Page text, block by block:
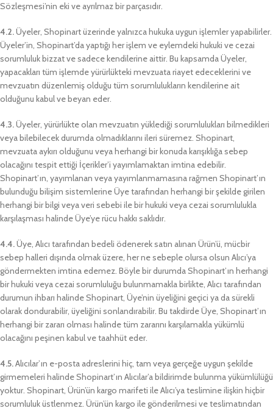
Sözleşmesi’nin eki ve ayrılmaz bir parçasıdır.
4.2.Üyeler, Shopinart üzerinde yalnızca hukuka uygun işlemler yapabilirler.
Üyeler’in, Shopinart’da yaptığı her işlem ve eylemdeki hukuki ve cezai
sorumluluk bizzat ve sadece kendilerine aittir. Bu kapsamda Üyeler,
yapacakları tüm işlemde yürürlükteki mevzuata riayet edeceklerini ve
mevzuatın düzenlemiş olduğu tüm sorumlulukların kendilerine ait
olduğunu kabul ve beyan eder.
4.3.Üyeler, yürürlükte olan mevzuatın yüklediği sorumlulukları bilmedikleri
veya bilebilecek durumda olmadıklarını ileri süremez. Shopinart,
mevzuata aykırı olduğunu veya herhangi bir konuda karışıklığa sebep
olacağını tespit ettiği İçerikler’i yayımlamaktan imtina edebilir.
Shopinart’ın, yayımlanan veya yayımlanmamasına rağmen Shopinart’ın
bulunduğu bilişim sistemlerine Üye tarafından herhangi bir şekilde girilen
herhangi bir bilgi veya veri sebebi ile bir hukuki veya cezai sorumlulukla
karşılaşması halinde Üye’ye rücu hakkı saklıdır.
4.4.Üye, Alıcı tarafından bedeli ödenerek satın alınan Ürün’ü, mücbir
sebep halleri dışında olmak üzere, her ne sebeple olursa olsun Alıcı’ya
göndermekten imtina edemez. Böyle bir durumda Shopinart’ın herhangi
bir hukuki veya cezai sorumluluğu bulunmamakla birlikte, Alıcı tarafından
durumun ihbarı halinde Shopinart, Üye’nin üyeliğini geçici ya da sürekli
olarak dondurabilir, üyeliğini sonlandırabilir. Bu takdirde Üye, Shopinart’ın
herhangi bir zararı olması halinde tüm zararını karşılamakla yükümlü
olacağını peşinen kabul ve taahhüt eder.
4.5.Alıcılar’ın e-posta adreslerini hiç, tam veya gerçeğe uygun şekilde
girmemeleri halinde Shopinart’ın Alıcılar’a bildirimde bulunma yükümlülüğü
yoktur. Shopinart, Ürün’ün kargo marifeti ile Alıcı’ya teslimine ilişkin hiçbir
sorumluluk üstlenmez. Ürün’ün kargo ile gönderilmesi ve teslimatından